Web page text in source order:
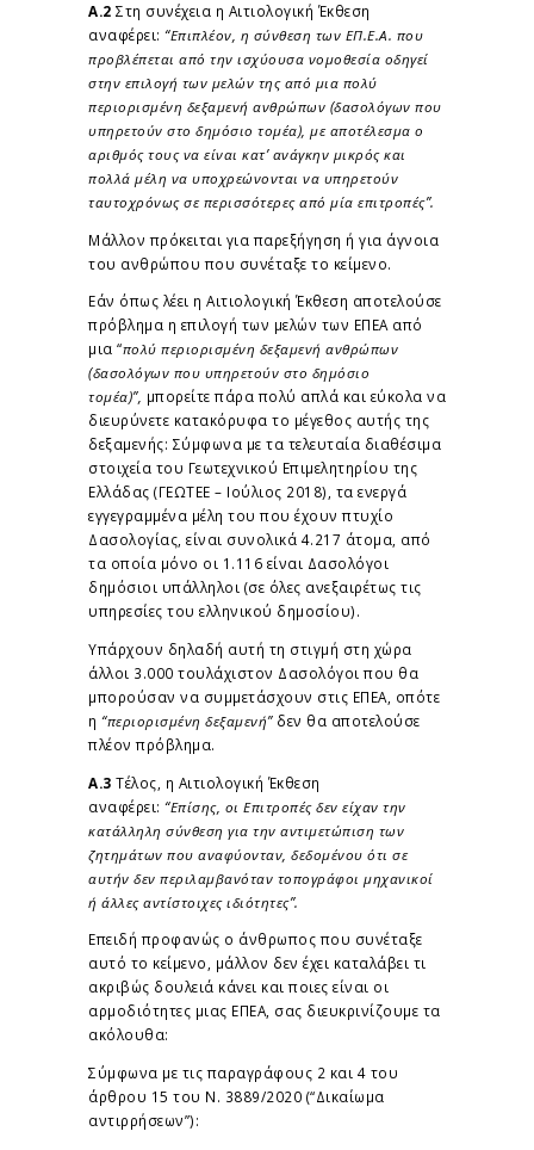
Α.2 Στη συνέχεια η Αιτιολογική Έκθεση
αναφέρει: “Επιπλέον, η σύνθεση των ΕΠ.Ε.Α. που
προβλέπεται από την ισχύουσα νομοθεσία οδηγεί
στην επιλογή των μελών της από μια πολύ
περιορισμένη δεξαμενή ανθρώπων (δασολόγων που
υπηρετούν στο δημόσιο τομέα), με αποτέλεσμα ο
αριθμός τους να είναι κατ’ ανάγκην μικρός και
πολλά μέλη να υποχρεώνονται να υπηρετούν
ταυτοχρόνως σε περισσότερες από μία επιτροπές”.
Μάλλον πρόκειται για παρεξήγηση ή για άγνοια
του ανθρώπου που συνέταξε το κείμενο.
Εάν όπως λέει η Αιτιολογική Έκθεση αποτελούσε
πρόβλημα η επιλογή των μελών των ΕΠΕΑ από
μια “πολύ περιορισμένη δεξαμενή ανθρώπων
(δασολόγων που υπηρετούν στο δημόσιο
τομέα)”, μπορείτε πάρα πολύ απλά και εύκολα να
διευρύνετε κατακόρυφα το μέγεθος αυτής της
δεξαμενής: Σύμφωνα με τα τελευταία διαθέσιμα
στοιχεία του Γεωτεχνικού Επιμελητηρίου της
Ελλάδας (ΓΕΩΤΕΕ – Ιούλιος 2018), τα ενεργά
εγγεγραμμένα μέλη του που έχουν πτυχίο
Δασολογίας, είναι συνολικά 4.217 άτομα, από
τα οποία μόνο οι 1.116 είναι Δασολόγοι
δημόσιοι υπάλληλοι (σε όλες ανεξαιρέτως τις
υπηρεσίες του ελληνικού δημοσίου).
Υπάρχουν δηλαδή αυτή τη στιγμή στη χώρα
άλλοι 3.000 τουλάχιστον Δασολόγοι που θα
μπορούσαν να συμμετάσχουν στις ΕΠΕΑ, οπότε
η “περιορισμένη δεξαμενή”δεν θα αποτελούσε
πλέον πρόβλημα.
Α.3 Τέλος, η Αιτιολογική Έκθεση
αναφέρει: “Επίσης, οι Επιτροπές δεν είχαν την
κατάλληλη σύνθεση για την αντιμετώπιση των
ζητημάτων που αναφύονταν, δεδομένου ότι σε
αυτήν δεν περιλαμβανόταν τοπογράφοι μηχανικοί
ή άλλες αντίστοιχες ιδιότητες”.
Επειδή προφανώς ο άνθρωπος που συνέταξε
αυτό το κείμενο, μάλλον δεν έχει καταλάβει τι
ακριβώς δουλειά κάνει και ποιες είναι οι
αρμοδιότητες μιας ΕΠΕΑ, σας διευκρινίζουμε τα
ακόλουθα:
Σύμφωνα με τις παραγράφους 2 και 4 του
άρθρου 15 του Ν. 3889/2020 (“Δικαίωμα
αντιρρήσεων”):